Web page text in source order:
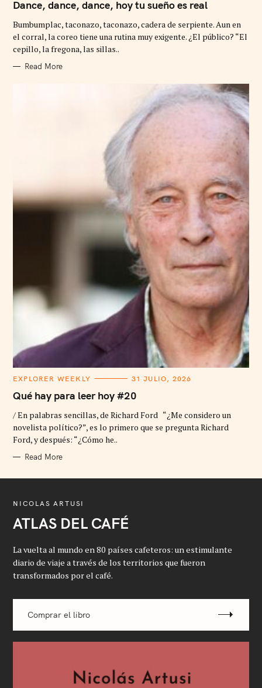
T
E
O
R
I
E
Dance, dance, dance, hoy tu sueño es real
Bumbumplac, taconazo, taconazo, cadera de serpiente. Aun en
el corral, la coreo tiene una rutina muy exigente. ¿El público? “El
cepillo, la fregona, las sillas..
Read More
C
T
E
O
I
E
EXPLORER WEEKLY 31 JULIO, 2026
Qué hay para leer hoy #20
/ En palabras sencillas, de Richard Ford “¿Me considero un
novelista político?”, es lo primero que se pregunta Richard
Ford, y después: “¿Cómo he..
Read More
NICOLAS ARTUSI
ATLAS DEL CAFÉ
La vuelta al mundo en 80 países cafeteros: un estimulante
diario de viaje a través de los territorios que fueron
transformados por el café.
Comprar el libro